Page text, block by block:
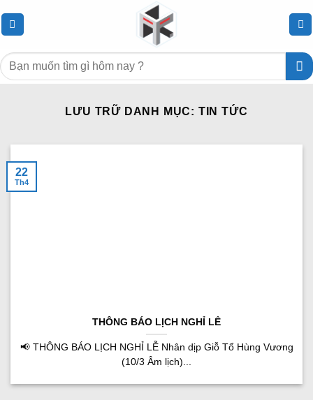
đến
dung
Tìm
kiếm:
LƯU TRỮ DANH MỤC: TIN TỨC
THÔNG BÁO LỊCH NGHỈ LỄ
📢 THÔNG BÁO LỊCH NGHỈ LỄ Nhân dịp Giỗ Tổ Hùng Vương
(10/3 Âm lịch)...
22
Th4